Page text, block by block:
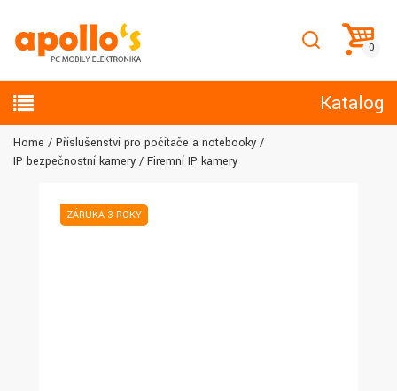
Katalog
Home
Příslušenství pro počítače a notebooky
IP bezpečnostní kamery
Firemní IP kamery
ZÁRUKA 3 ROKY